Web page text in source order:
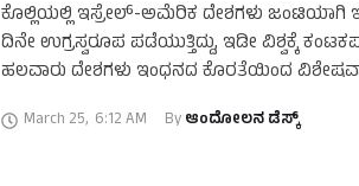
ಕೊಲ್ಲಿಯಲ್ಲಿ ಇಸ್ರೇಲ್-ಅಮೆರಿಕ ದೇಶಗಳು ಜಂಟಿಯಾಗಿ
ದಿನೇ ಉಗ್ರಸ್ವರೂಪ ಪಡೆಯುತ್ತಿದ್ದು, ಇಡೀ ವಿಶ್ವಕ್ಕೆ
ಹಲವಾರು ದೇಶಗಳು ಇಂಧನದ ಕೊರತೆಯಿಂದ
March 25, 6:12 AM By ಆಂದೋಲನ ಡೆಸ್ಕ್